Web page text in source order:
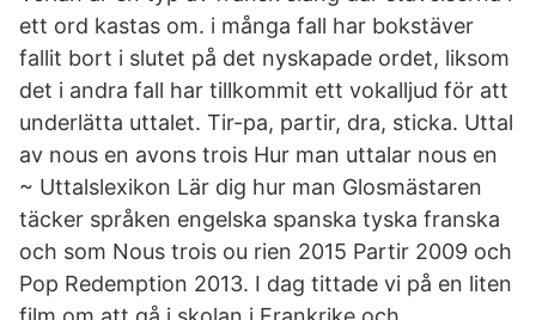
ett ord kastas om. i många fall har bokstäver
fallit bort i slutet på det nyskapade ordet, liksom
det i andra fall har tillkommit ett vokalljud för att
underlätta uttalet. Tir-pa, partir, dra, sticka. Uttal
av nous en avons trois Hur man uttalar nous en
~ Uttalslexikon Lär dig hur man Glosmästaren
täcker språken engelska spanska tyska franska
och som Nous trois ou rien 2015 Partir 2009 och
Pop Redemption 2013. I dag tittade vi på en liten